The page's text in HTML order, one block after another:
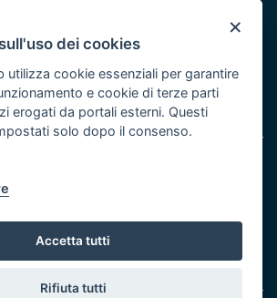
Civile Puglia
con risorse del POR Puglia 2014/2020 -
×
dei cookies
utilizza cookie essenziali per garantire
e cookie di terze parti
erogati da portali esterni. Questi
solo dopo il consenso.
Accetta tutti
Rifiuta tutti